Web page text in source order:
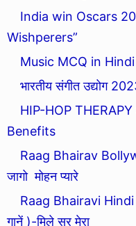
India win Oscars
Wishperers”
Music MCQ in
भारतीय संगीत उद्योग
HIP-HOP
Benefits
Raag Bhairav
जागो मोहन प्यारे
Raag Bhairavi
गानें )-मिले सुर मेरा